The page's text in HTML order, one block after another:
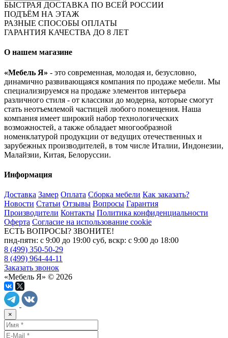
БЫСТРАЯ ДОСТАВКА ПО ВСЕЙ РОССИИ
ПОДЪЁМ НА ЭТАЖ
РАЗНЫЕ СПОСОБЫ ОПЛАТЫ
ГАРАНТИЯ КАЧЕСТВА ДО 8 ЛЕТ
О нашем магазине
«Мебель Я» - это современная, молодая и, безусловно,
динамично развивающаяся компания по продаже мебели. Мы
специализируемся на продаже элементов интерьера
различного стиля - от классики до модерна, которые смогут
стать неотъемлемой частицей любого помещения. Наша
компания имеет широкий набор технологических
возможностей, а также обладает многообразной
номенклатурой продукции от ведущих отечественных и
зарубежных производителей, в том числе Италии, Индонезии,
Малайзии, Китая, Белоруссии.
Информация
Доставка Замер Оплата Сборка мебели Как заказать?
Новости Статьи Отзывы Вопросы Гарантия
Производители Контакты Политика конфиденциальности
Оферта Согласие на использование cookie
ЕСТЬ ВОПРОСЫ? ЗВОНИТЕ!
пнд-пятн: с 9:00 до 19:00 суб, вскр: с 9:00 до 18:00
8 (499) 350-50-29
8 (499) 964-44-11
Заказать звонок
«Мебель Я» © 2026
×